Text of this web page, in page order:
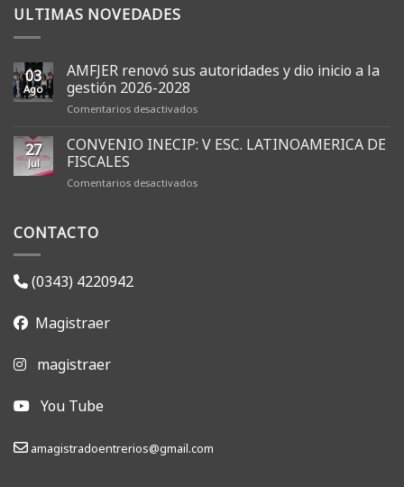
ULTIMAS NOVEDADES
03
Ago
AMFJER renovó sus autoridades y dio inicio a la
gestión 2026-2028
Comentarios desactivadosen
renovó
sus
y
27
Jul
CONVENIO INECIP: V ESC. LATINOAMERICA DE
FISCALES
Comentarios desactivadosen
CONTACTO
(0343) 4220942
Magistraer
magistraer
You Tube
amagistradoentrerios@gmail.com